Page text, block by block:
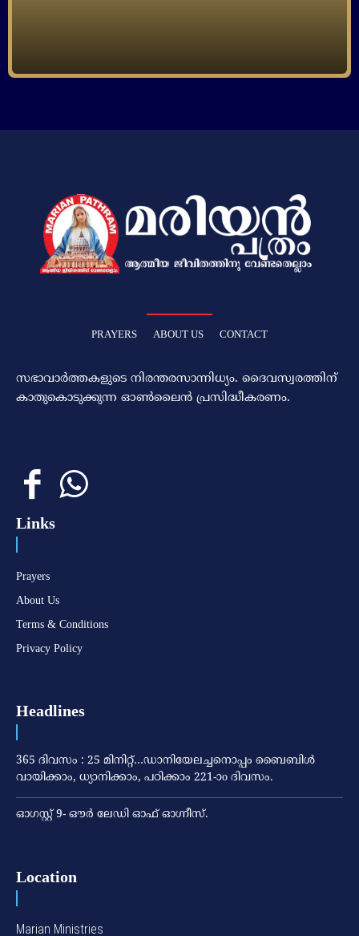
PRAYERS ABOUT US CONTACT
സഭാവാര്‍ത്തകളുടെ നിരന്തരസാന്നിധ്യം. ദൈവസ്വരത്തിന്‌
കാതുകൊടുക്കുന്ന ഓണ്‍ലൈന്‍ പ്രസിദ്ധീകരണം.
Links
Prayers
About Us
Terms & Conditions
Privacy Policy
Headlines
365 ദിവസം : 25 മിനിറ്റ്…ഡാനിയേലച്ചനൊപ്പം ബൈബിൾ
വായിക്കാം, ധ്യാനിക്കാം, പഠിക്കാം 221-ാo ദിവസം.
ഓഗസ്റ്റ് 9- ഔര്‍ ലേഡി ഓഫ് ഓഗ്നീസ്.
Location
Marian Ministries